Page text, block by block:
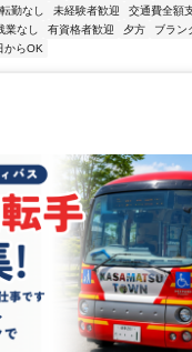
転勤なし 未経験者歓迎 交通費全額
業なし 有資格者歓迎 夕方 ブラン
からOK